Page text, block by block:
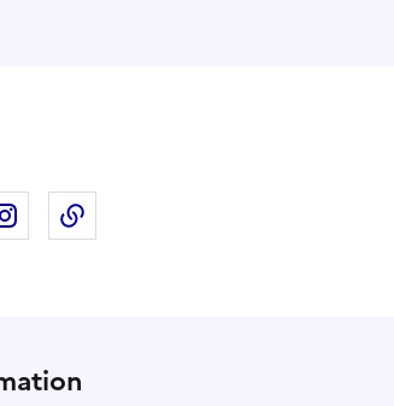
X sur Linkedin
Partager sur Instagram